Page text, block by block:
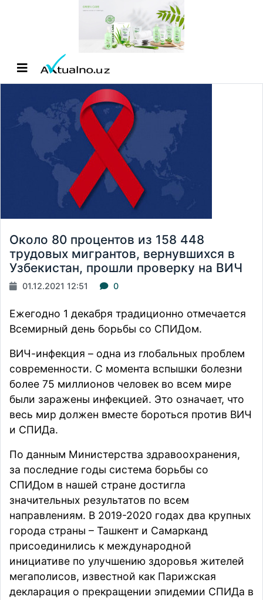
Около 80 процентов из 158 448
трудовых мигрантов, вернувшихся в
Узбекистан, прошли проверку на ВИЧ
01.12.2021 12:51 0
Ежегодно 1 декабря традиционно отмечается
Всемирный день борьбы со СПИДом.
ВИЧ-инфекция – одна из глобальных проблем
современности. С момента вспышки болезни
более 75 миллионов человек во всем мире
были заражены инфекцией. Это означает, что
весь мир должен вместе бороться против ВИЧ
и СПИДа.
По данным Министерства здравоохранения,
за последние годы система борьбы со
СПИДом в нашей стране достигла
значительных результатов по всем
направлениям. В 2019-2020 годах два крупных
города страны – Ташкент и Самарканд
присоединились к международной
инициативе по улучшению здоровья жителей
мегаполисов, известной как Парижская
декларация о прекращении эпидемии СПИДа в